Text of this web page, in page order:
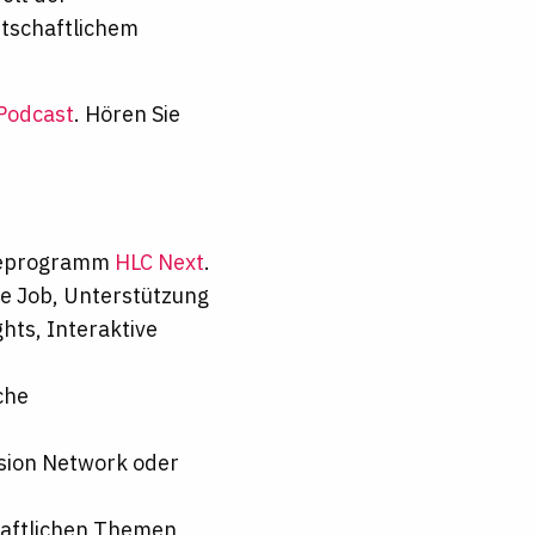
. Hören Sie
HLC Next.
Job, Unterstützung
Interaktive
Network oder
Themen